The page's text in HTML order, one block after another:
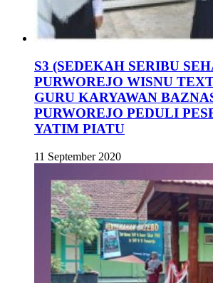
S3 (SEDEKAH SERIBU
PURWOREJO WISNU
GURU KARYAWAN
PURWOREJO PEDULI
YATIM PIATU
11 September 2020